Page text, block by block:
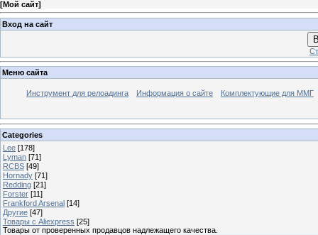
[Мой сайт]
Вход на сайт
Меню сайта
Инструмент для релоадинга Информация о сайте Комплектующие для ММГ
Categories
Lee [178]
Lyman [71]
RCBS [49]
Hornady [71]
Redding [21]
Forster [11]
Frankford Arsenal [14]
Другие [47]
Товары с Aliexpress [25]
Товары от проверенных продавцов надлежащего качества.